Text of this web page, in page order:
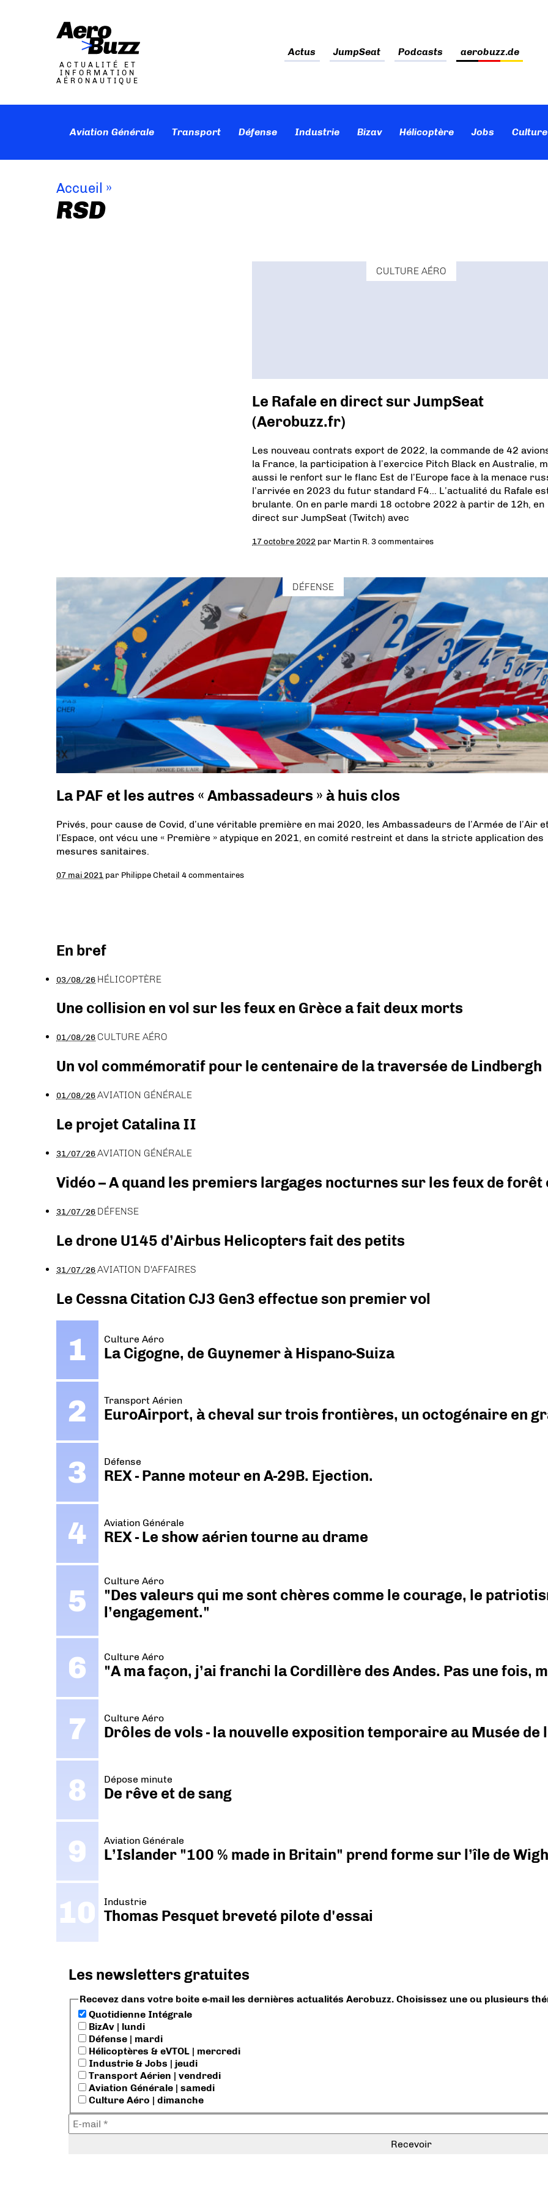
ACTUALITÉ ET
INFORMATION
AÉRONAUTIQUE
Actus JumpSeat Podcasts aerobuzz.de
Aviation Générale Transport Défense Industrie Bizav Hélicoptère Jobs
Accueil »
RSD
CULTURE AÉRO
Le Rafale en direct sur JumpSeat
(Aerobuzz.fr)
Les nouveau contrats export de 2022, la commande de 42
la France, la participation à l’exercice Pitch Black en Australie,
aussi le renfort sur le flanc Est de l’Europe face à la menace
l’arrivée en 2023 du futur standard F4… L’actualité du Rafale
brulante. On en parle mardi 18 octobre 2022 à partir de 12h, en
direct sur JumpSeat (Twitch) avec
17 octobre 2022 par Martin R. 3 commentaires
DÉFENSE
La PAF et les autres « Ambassadeurs » à huis clos
Privés, pour cause de Covid, d’une véritable première en mai 2020, les Ambassadeurs de l’Armée de l’Air
l’Espace, ont vécu une « Première » atypique en 2021, en comité restreint et dans la stricte application des
mesures sanitaires.
07 mai 2021 par Philippe Chetail 4 commentaires
En bref
03/08/26 HÉLICOPTÈRE
Une collision en vol sur les feux en Grèce a fait deux morts
01/08/26 CULTURE AÉRO
Un vol commémoratif pour le centenaire de la traversée de Lindbergh
01/08/26AVIATION GÉNÉRALE
Le projet Catalina II
31/07/26AVIATION GÉNÉRALE
Vidéo – A quand les premiers largages nocturnes sur les feux de forêt
31/07/26 DÉFENSE
Le drone U145 d’Airbus Helicopters fait des petits
31/07/26AVIATION D'AFFAIRES
Le Cessna Citation CJ3 Gen3 effectue son premier vol
Culture Aéro
La Cigogne, de Guynemer à Hispano-Suiza
Transport Aérien
EuroAirport, à cheval sur trois frontières, un octogénaire en
Défense
REX - Panne moteur en A-29B. Ejection.
Aviation Générale
REX - Le show aérien tourne au drame
Culture Aéro
"Des valeurs qui me sont chères comme le courage, le
l’engagement."
Culture Aéro
"A ma façon, j’ai franchi la Cordillère des Andes. Pas une fois,
Culture Aéro
Drôles de vols - la nouvelle exposition temporaire au Musée de
Dépose minute
De rêve et de sang
Aviation Générale
L’Islander "100 % made in Britain" prend forme sur l’île de
Industrie
Thomas Pesquet breveté pilote d'essai
Les newsletters gratuites
Recevez dans votre boite e-mail les dernières actualités Aerobuzz. Choisissez une ou plusieurs
Quotidienne Intégrale
BizAv | lundi
Défense | mardi
Hélicoptères & eVTOL | mercredi
Industrie & Jobs | jeudi
Transport Aérien | vendredi
Aviation Générale | samedi
Culture Aéro | dimanche